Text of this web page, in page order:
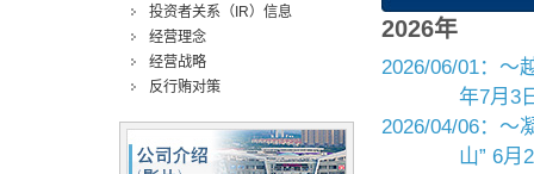
投资者关系（IR）信息
经营理念
经营战略
反行贿对策
2026年
2026/06/01：～
年7月3
2026/04/06：〜
山” 6月